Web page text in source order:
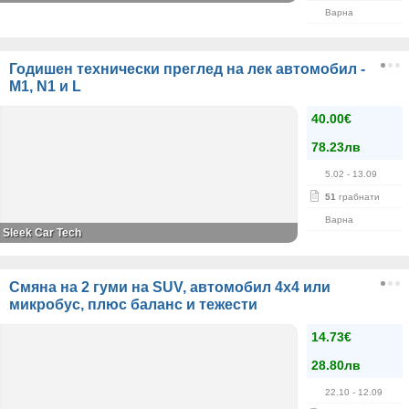
Варна
Годишен технически преглед на лек автомобил -
M1, N1 и L
40.00€
78.23лв
5.02 - 13.09
51 грабнати
Варна
Sleek Car Tech
Смяна на 2 гуми на SUV, автомобил 4x4 или
микробус, плюс баланс и тежести
14.73€
28.80лв
22.10 - 12.09